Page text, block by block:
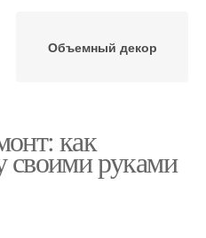
Объемный декор
как
своими руками